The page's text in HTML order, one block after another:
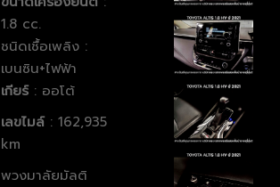
1.8 cc.
ชนิดเชื้อเพลิง :
เบนซิน+ไฟฟ้า
เกียร์: ออโต้
เลขไมล์: 162,935
km
พวงมาลัยมัลติ